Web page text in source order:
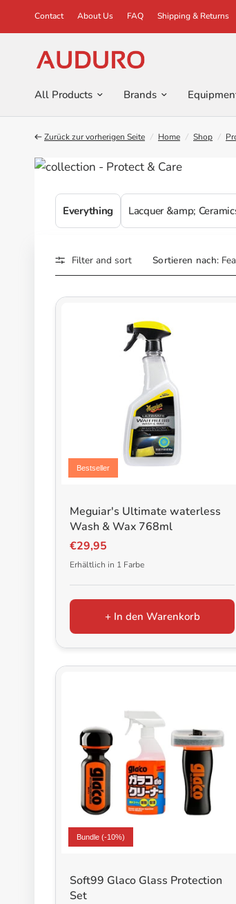
Contact About Us FAQ Shipping & Returns
All Products Brands
Zurück zur vorherigen Seite / Home / Shop /
Everything Lacquer &amp;
Filter and sort Sortieren nach:
Bestseller
Meguiar's Ultimate waterless
Wash & Wax 768ml
€29,95
Erhältlich in 1 Farbe
+ In den Warenkorb
Bundle (-10%)
Soft99 Glaco Glass Protection
Set